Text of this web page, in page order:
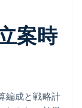
案時
編成と戦略計